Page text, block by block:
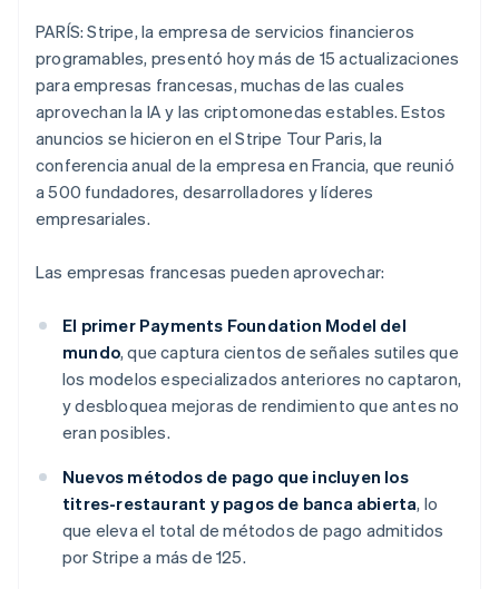
Sesiones de Stripe 2026
Descubre cómo Stripe construye la infraestructura
Mirar ahora
Ecosistema
Socios
Stripe App Marketplace
PARÍS: Stripe, la empresa de servicios financieros
programables, presentó hoy más de 15 actualizaciones
para empresas francesas, muchas de las cuales
aprovechan la IA y las criptomonedas estables. Estos
anuncios se hicieron en el Stripe Tour Paris, la
conferencia anual de la empresa en Francia, que reunió
a 500 fundadores, desarrolladores y líderes
empresariales.
Las empresas francesas pueden aprovechar:
El primer Payments Foundation Model del
mundo, que captura cientos de señales sutiles que
los modelos especializados anteriores no captaron,
y desbloquea mejoras de rendimiento que antes no
eran posibles.
Nuevos métodos de pago que incluyen los
titres-restaurant y pagos de banca abierta, lo
que eleva el total de métodos de pago admitidos
por Stripe a más de 125.
Alemania
DeutschEnglish
Australia
English
Austria
Bélgica
Brasil
Bulgaria
English
Canadá
EnglishFrançais
China continental
简体中文English
English
Croacia
Dinamarca
English